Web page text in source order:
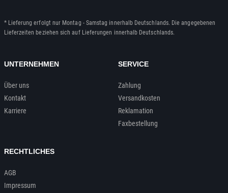
* Lieferung erfolgt nur Montag - Samstag innerhalb Deutschlands. Die angegebenen
Lieferzeiten beziehen sich auf Lieferungen innerhalb Deutschlands.
UNTERNEHMEN
Über uns
Kontakt
Karriere
SERVICE
Zahlung
Versandkosten
Reklamation
Faxbestellung
RECHTLICHES
AGB
Impressum